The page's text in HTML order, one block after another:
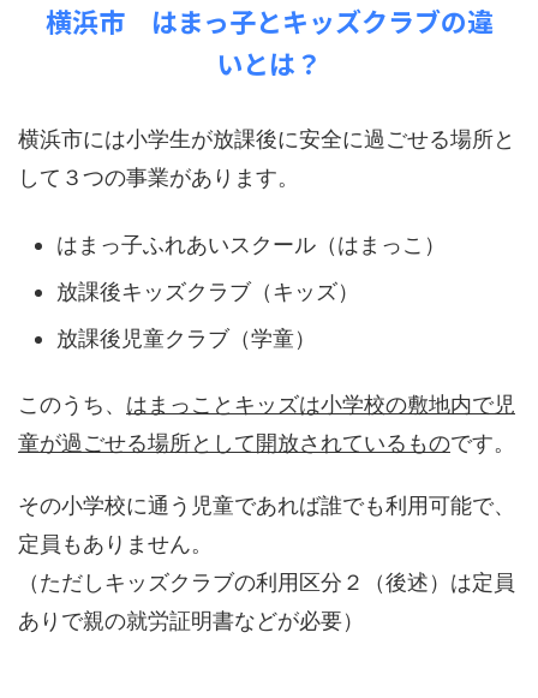
横浜市 はまっ子とキッズクラブの違
いとは？
横浜市には小学生が放課後に安全に過ごせる場所と
して３つの事業があります。
はまっ子ふれあいスクール（はまっこ）
放課後キッズクラブ（キッズ）
放課後児童クラブ（学童）
このうち、 はまっことキッズは小学校の敷地内で児
童が過ごせる場所として開放されているものです。
その小学校に通う児童であれば誰でも利用可能で、
定員もありません。
（ただしキッズクラブの利用区分２（後述）は定員
ありで親の就労証明書などが必要）